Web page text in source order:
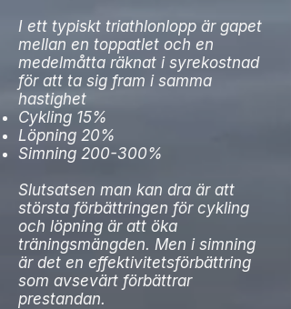
I ett typiskt triathlonlopp är gapet
mellan en toppatlet och en
medelmåtta räknat i syrekostnad
för att ta sig fram i samma
hastighet
Cykling 15%
Löpning 20%
Simning 200-300%
Slutsatsen man kan dra är att
största förbättringen för cykling
och löpning är att öka
träningsmängden. Men i simning
är det en effektivitetsförbättring
som avsevärt förbättrar
prestandan.